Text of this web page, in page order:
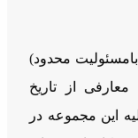
محدود)
از تاریخ
این مجموعه در